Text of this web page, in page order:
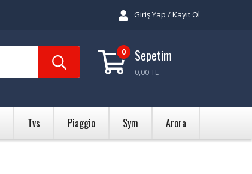
Giriş Yap / Kayıt Ol
0 Sepetim
0,00 TL
Tvs Piaggio Sym Arora